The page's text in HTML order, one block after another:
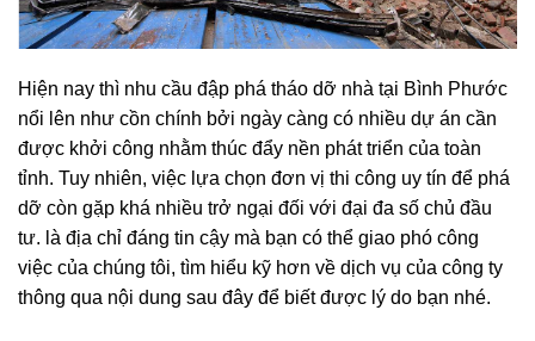
Hiện nay thì nhu cầu đập phá tháo dỡ nhà tại Bình Phước
nổi lên như cồn chính bởi ngày càng có nhiều dự án cần
được khởi công nhằm thúc đẩy nền phát triển của toàn
tỉnh. Tuy nhiên, việc lựa chọn đơn vị thi công uy tín để phá
dỡ còn gặp khá nhiều trở ngại đối với đại đa số chủ đầu
tư. là địa chỉ đáng tin cậy mà bạn có thể giao phó công
việc của chúng tôi, tìm hiểu kỹ hơn về dịch vụ của công ty
thông qua nội dung sau đây để biết được lý do bạn nhé.